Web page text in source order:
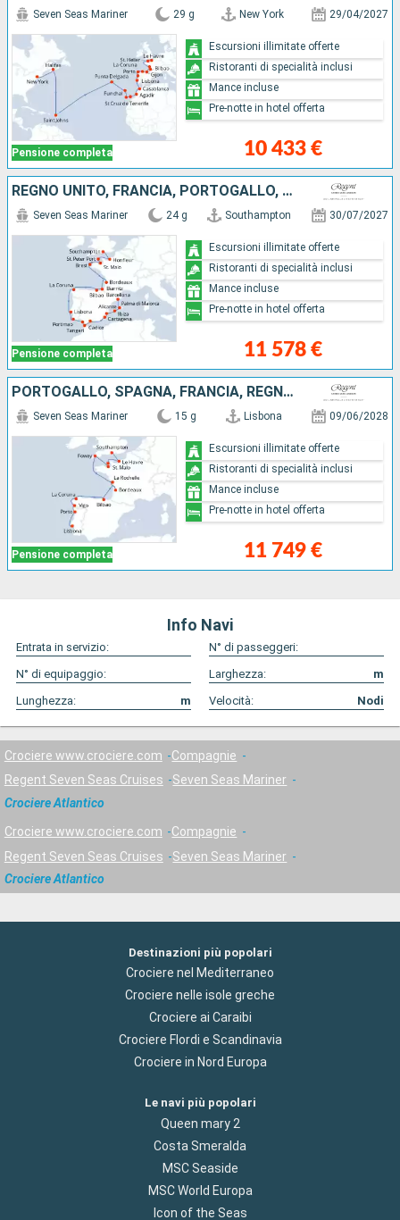
Pensione completa
Seven Seas Mariner 29 g New York 29/04/2027
10 433 €
Escursioni illimitate offerte
Ristoranti di specialità inclusi
Mance incluse
Pre-notte in hotel offerta
REGNO UNITO, FRANCIA, PORTOGALLO, MAROCCO, SPAGNA, IBIZA, MAIORCA
Pensione completa
Seven Seas Mariner 24 g Southampton 30/07/2027
11 578 €
Escursioni illimitate offerte
Ristoranti di specialità inclusi
Mance incluse
Pre-notte in hotel offerta
PORTOGALLO, SPAGNA, FRANCIA, REGNO UNITO
Pensione completa
Seven Seas Mariner 15 g Lisbona 09/06/2028
11 749 €
Escursioni illimitate offerte
Ristoranti di specialità inclusi
Mance incluse
Pre-notte in hotel offerta
Info Navi
Entrata in servizio:
N° di passeggeri:
N° di equipaggio:
Larghezza:
m
Lunghezza:
m Velocità: Nodi
Crociere www.crociere.com
Compagnie
Regent Seven Seas Cruises
Seven Seas Mariner
Crociere Atlantico
Crociere www.crociere.com
Compagnie
Regent Seven Seas Cruises
Seven Seas Mariner
Crociere Atlantico
Destinazioni più popolari
Crociere nel Mediterraneo
Crociere nelle isole greche
Crociere ai Caraibi
Crociere Flordi e Scandinavia
Crociere in Nord Europa
Le navi più popolari
Queen mary 2
Costa Smeralda
MSC Seaside
MSC World Europa
Icon of the Seas